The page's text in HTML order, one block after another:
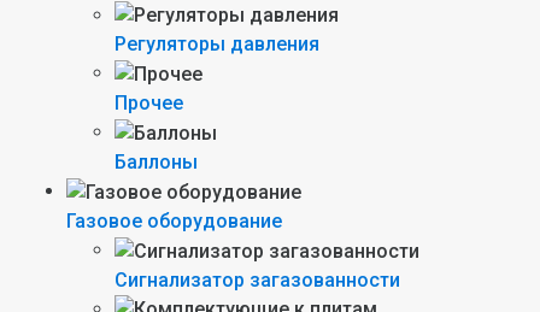
Регуляторы давления
Прочее
Баллоны
Газовое оборудование
Сигнализатор загазованности